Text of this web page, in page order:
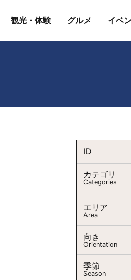
観光・体験 グルメ イベ
ID
カテゴリ
Categories
エリア
Area
向き
Orientation
季節
Season